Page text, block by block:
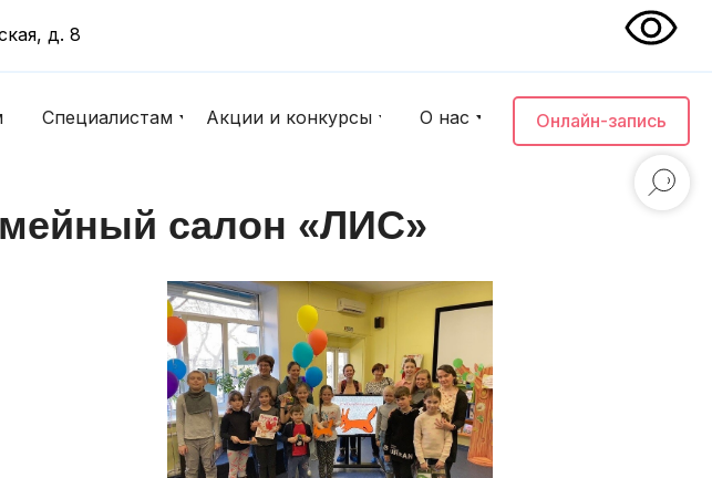
Онлайн-запись
Специалистам О нас
Акции и конкурсы
д. 8
салон «ЛИС»